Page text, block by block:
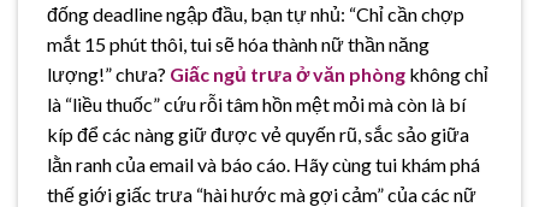
đống deadline ngập đầu, bạn tự nhủ: “Chỉ cần chợp
mắt 15 phút thôi, tui sẽ hóa thành nữ thần năng
lượng!” chưa? Giấc ngủ trưa ở văn phòng không chỉ
là “liều thuốc” cứu rỗi tâm hồn mệt mỏi mà còn là bí
kíp để các nàng giữ được vẻ quyến rũ, sắc sảo giữa
lằn ranh của email và báo cáo. Hãy cùng tui khám phá
thế giới giấc trưa “hài hước mà gợi cảm” của các nữ